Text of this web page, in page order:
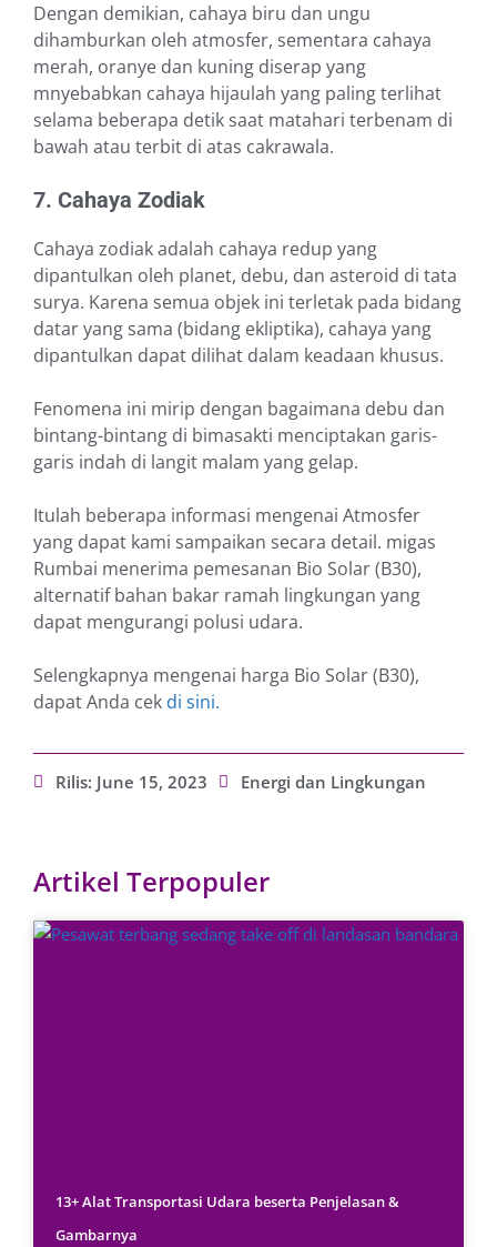
Dengan demikian, cahaya biru dan ungu
dihamburkan oleh atmosfer, sementara cahaya
merah, oranye dan kuning diserap yang
mnyebabkan cahaya hijaulah yang paling terlihat
selama beberapa detik saat matahari terbenam di
bawah atau terbit di atas cakrawala.
7. Cahaya Zodiak
Cahaya zodiak adalah cahaya redup yang
dipantulkan oleh planet, debu, dan asteroid di tata
surya. Karena semua objek ini terletak pada bidang
datar yang sama (bidang ekliptika), cahaya yang
dipantulkan dapat dilihat dalam keadaan khusus.
Fenomena ini mirip dengan bagaimana debu dan
bintang-bintang di bimasakti menciptakan garis-
garis indah di langit malam yang gelap.
Itulah beberapa informasi mengenai Atmosfer
yang dapat kami sampaikan secara detail. migas
Rumbai menerima pemesanan Bio Solar (B30),
alternatif bahan bakar ramah lingkungan yang
dapat mengurangi polusi udara.
Selengkapnya mengenai harga Bio Solar (B30),
dapat Anda cek di sini.
Rilis: June 15, 2023 Energi dan Lingkungan
Artikel Terpopuler
13+ Alat Transportasi Udara beserta Penjelasan &
Gambarnya